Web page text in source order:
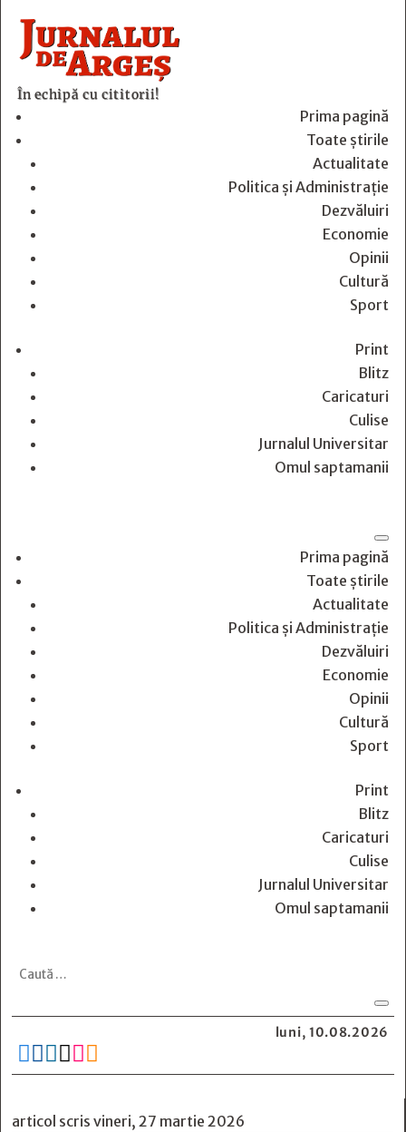
În echipă cu cititorii!
Prima pagină
Toate știrile
Actualitate
Politica și Administrație
Dezvăluiri
Economie
Opinii
Cultură
Sport
Print
Blitz
Caricaturi
Culise
Jurnalul Universitar
Omul saptamanii
Prima pagină
Toate știrile
Actualitate
Politica și Administrație
Dezvăluiri
Economie
Opinii
Cultură
Sport
Print
Blitz
Caricaturi
Culise
Jurnalul Universitar
Omul saptamanii
luni, 10.08.2026
     
articol scris vineri, 27 martie 2026